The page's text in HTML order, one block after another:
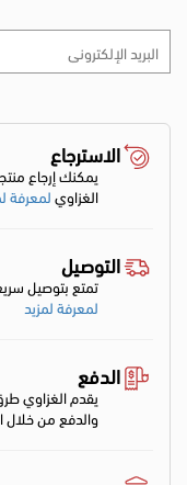
الاسترجاع
يمكنك إرجاع
الغزاويلمعرفة
التوصيل
تمتع بتوصيل
لمعرفة لمزيد
الدفع
يقدم الغزاوي
والدفع من خلال